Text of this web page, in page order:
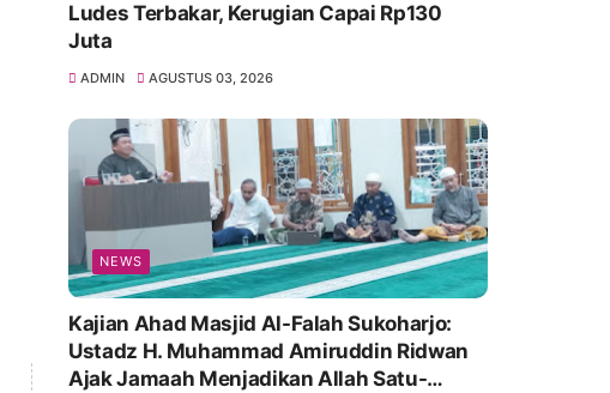
Ludes Terbakar, Kerugian Capai Rp130
Juta
ADMIN AGUSTUS 03, 2026
NEWS
Kajian Ahad Masjid Al-Falah Sukoharjo:
Ustadz H. Muhammad Amiruddin Ridwan
Ajak Jamaah Menjadikan Allah Satu-